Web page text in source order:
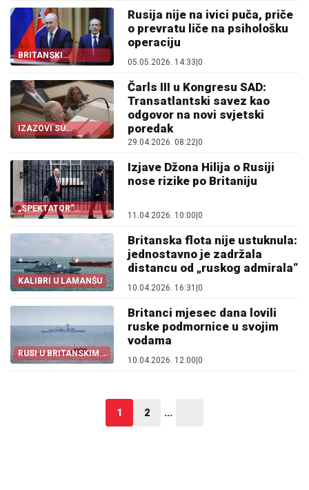
BRITANSKI
ANALITIČAR
Rusija nije na ivici puča, priče
o prevratu liče na psihološku
operaciju
05.05.2026. 14:33 0
IZAZOVI SU
PREVELIKI
Čarls III u Kongresu SAD:
Transatlantski savez kao
odgovor na novi svjetski
poredak
29.04.2026. 08:22 0
„SPEKTATOR“
UPOZORAVA
Izjave Džona Hilija o Rusiji
nose rizike po Britaniju
11.04.2026. 10:00|0
KALIBRI U LAMANŠU
Britanska flota nije ustuknula:
jednostavno je zadržala
distancu od „ruskog admirala“
10.04.2026. 16:31 0
RUSI U BRITANSKIM
VODAMA
Britanci mjesec dana lovili
ruske podmornice u svojim
vodama
10.04.2026. 12:00 0
1 2 ...